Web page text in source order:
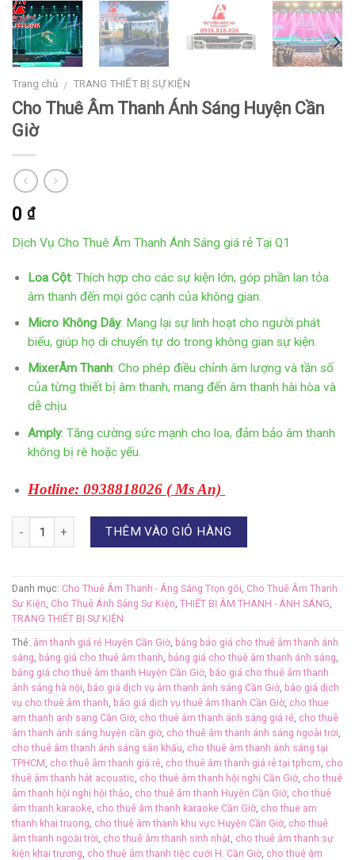
Trang chủ / TRANG THIẾT BỊ SỰ KIỆN
Cho Thuê Âm Thanh Ánh Sáng Huyện Cần
Giờ
0 ₫
Dịch Vụ Cho Thuê Âm Thanh Ánh Sáng giá rẻ Tại Q1
Loa Cột: Thích hợp cho các sự kiện lớn, góp phần lan tỏa
âm thanh đến mọi góc cạnh của không gian.
Micro Không Dây: Mang lại sự linh hoạt cho người phát
biểu, giúp họ di chuyển tự do trong không gian sự kiện.
MixerÂm Thanh: Cho phép điều chỉnh âm lượng và tần số
của từng thiết bị âm thanh, mang đến âm thanh hài hòa và
dễ chịu.
Amply: Tăng cường sức mạnh cho loa, đảm bảo âm thanh
không bị rè hoặc yếu.
Hotline: 0938818026 ( Ms An)
THÊM VÀO GIỎ HÀNG
Danh mục: Cho Thuê Âm Thanh - Áng Sáng Trọn gói Cho Thuê Âm Thanh
Sự Kiện Cho Thuê Ánh Sáng Sự Kiện THIẾT BỊ ÂM THANH - ÁNH SÁNG
TRANG THIẾT BỊ SỰ KIỆN
Thẻ: âm thanh giá rẻ Huyện Cần Giờ, bảng báo giá cho thuê âm thanh ánh
sáng bảng giá cho thuê âm thanh bảng giá cho thuê âm thanh ánh sáng
bảng giá cho thuê âm thanh Huyện Cần Giờ, báo giá cho thuê âm thanh
ánh sáng hà nội báo giá dịch vụ âm thanh ánh sáng Cần Giờ, báo giá dịch
vụ cho thuê âm thanh báo giá dịch vụ thuê âm thanh Cần Giờ, cho thue
am thanh anh sang Cần Giờ, cho thuê âm thanh ánh sáng giá rẻ cho thuê
âm thanh ánh sáng huyện cần giờ, cho thuê âm thanh ánh sáng ngoài trời
cho thuê âm thanh ánh sáng sân khấu cho thuê âm thanh ánh sáng tại
TPHCM cho thuê âm thanh giá rẻ cho thuê âm thanh giá rẻ tại tphcm cho
thuê âm thanh hát acoustic cho thuê âm thanh hội nghị Cần Giờ, cho thuê
âm thanh hội nghị hội thảo cho thuê âm thanh Huyện Cần Giờ, cho thuê
âm thanh karaoke cho thuê âm thanh karaoke Cần Giờ, cho thue am
thanh khai truong cho thuê âm thanh khu vực Huyện Cần Giờ, cho thuê
âm thanh ngoài trời cho thuê âm thanh sinh nhật cho thuê âm thanh sự
kiện khai trương cho thuê âm thanh tiệc cưới H. Cần Giờ, cho thuê âm